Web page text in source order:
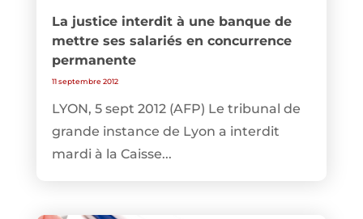
La justice interdit à une banque de
mettre ses salariés en concurrence
permanente
11 septembre 2012
LYON, 5 sept 2012 (AFP) Le tribunal de
grande instance de Lyon a interdit
mardi à la Caisse...